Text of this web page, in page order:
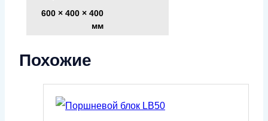
600 × 400 × 400
мм
Похожие